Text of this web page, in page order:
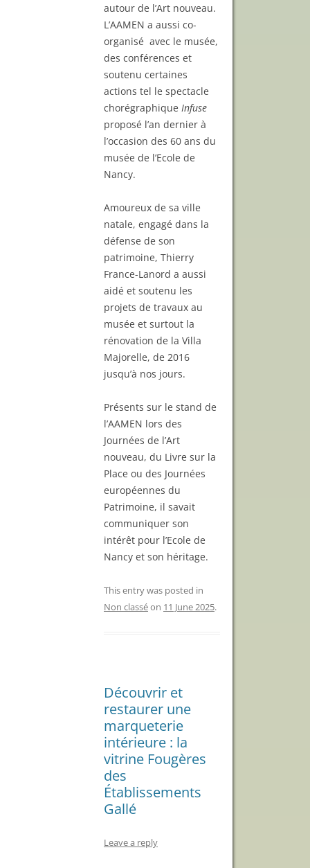
autour de l’Art nouveau.
L’AAMEN a aussi co-
organisé avec le musée,
des conférences et
soutenu certaines
actions tel le spectacle
chorégraphique Infuse
proposé l’an dernier à
l’occasion des 60 ans du
musée de l’Ecole de
Nancy.
Amoureux de sa ville
natale, engagé dans la
défense de son
patrimoine, Thierry
France-Lanord a aussi
aidé et soutenu les
projets de travaux au
musée et surtout la
rénovation de la Villa
Majorelle, de 2016
jusqu’à nos jours.
Présents sur le stand de
l’AAMEN lors des
Journées de l’Art
nouveau, du Livre sur la
Place ou des Journées
européennes du
Patrimoine, il savait
communiquer son
intérêt pour l’Ecole de
Nancy et son héritage.
This entry was posted in
Non classéon 11 June 2025.
Découvrir et
restaurer une
marqueterie
intérieure : la
vitrine Fougères
des
Établissements
Gallé
Leave a reply